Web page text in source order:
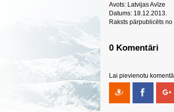
Avots: Latvijas Avīze
Datums: 18.12.2013.
Raksts pārpublicēts
0 Komentāri
Lai pievienotu